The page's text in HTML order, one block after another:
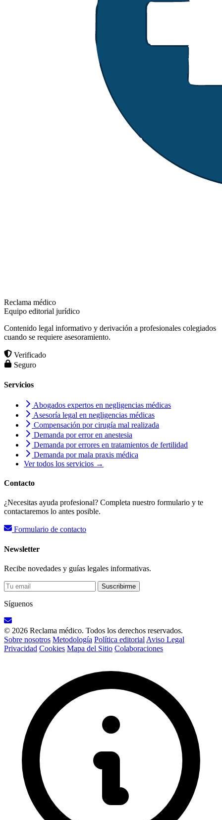
Reclama médico
Equipo editorial jurídico
Contenido legal informativo y derivación a profesionales colegiados
cuando se requiere asesoramiento.
Verificado
Seguro
Servicios
Abogados expertos en negligencias médicas
Asesoría legal en negligencias médicas
Compensación por cirugía mal realizada
Demanda por error en anestesia
Demanda por errores en tratamientos de fertilidad
Demanda por mala praxis médica
Ver todos los servicios →
Contacto
¿Necesitas ayuda profesional? Completa nuestro formulario y te
contactaremos lo antes posible.
Formulario de contacto
Newsletter
Recibe novedades y guías legales informativas.
Suscribirme
Síguenos
© 2026 Reclama médico. Todos los derechos reservados.
Sobre nosotros Metodología Política editorial Aviso Legal
Privacidad Cookies Mapa del Sitio Colaboraciones